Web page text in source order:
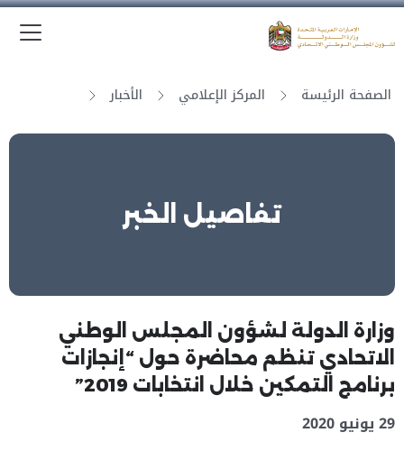
الصفحة الرئيسة المركز الإعلامي الأخبار
تفاصيل الخبر
وزارة الدولة لشؤون المجلس الوطني
الاتحادي تنظم محاضرة حول “إنجازات
برنامج التمكين خلال انتخابات 2019”
29 يونيو 2020